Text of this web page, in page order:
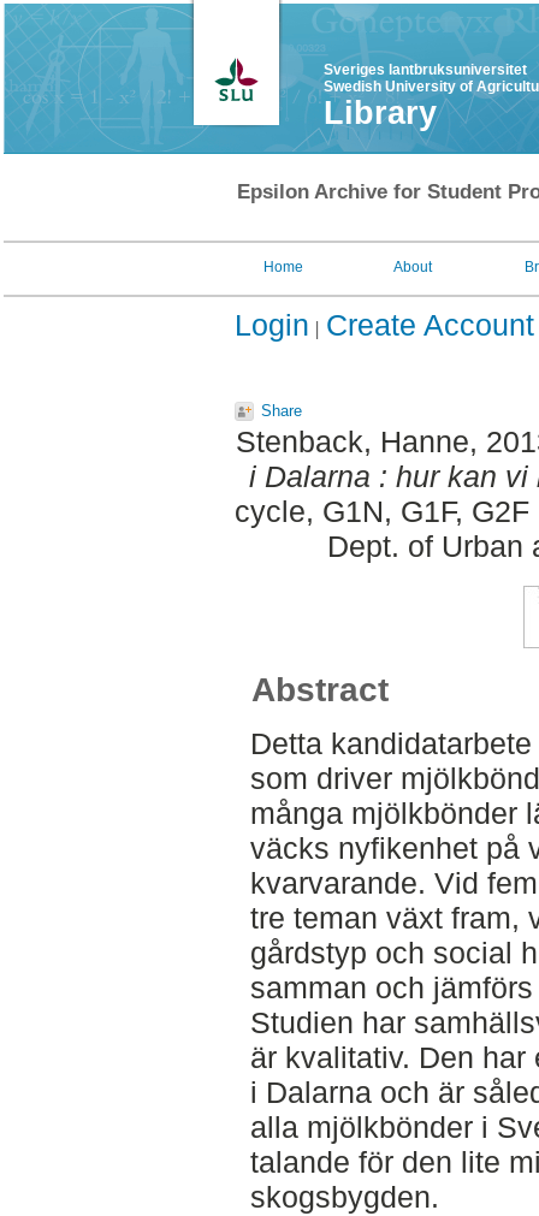
Sveriges lantbruksuniversitet
Swedish University of
Library
Epsilon Archive for Student
Home About
Login Create Account
Share
Stenback, Hanne,
i Dalarna : hur kan
cycle, G1N, G1F,
Dept. of Urban
Abstract
Detta
som driver
många mjölkbönder
väcks nyfikenhet på
kvarvarande. Vid
tre teman växt fram,
gårdstyp och social
samman och
Studien har
är kvalitativ. Den
i Dalarna och är
alla mjölkbönder i
talande för den lite
skogsbygden.